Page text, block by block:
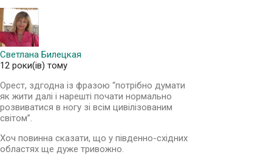
Светлана Билецкая
12 роки(ів) тому
Орест, здгодна із фразою “потрібно думати
як жити далі і нарешті почати нормально
розвиватися в ногу зі всім цивілізованим
світом”.
Хоч повинна сказати, що у південно-східних
областях ще дуже тривожно.